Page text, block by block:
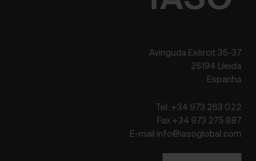
Avinguda Exèrcit 35-37
25194 Lleida
Espanha
Tel. +34 973 263 022
Fax +34 973 275 887
E-mail info@iasoglobal.com